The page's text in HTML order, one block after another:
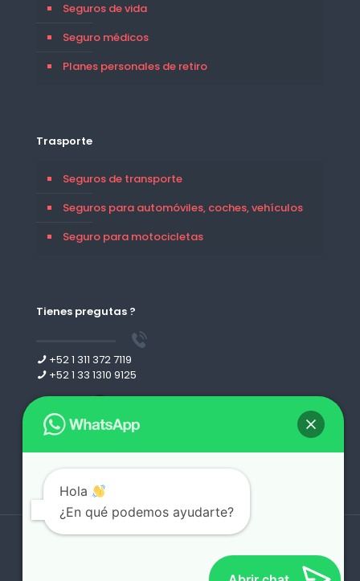
Seguros de vida
Seguro médicos
Planes personales de retiro
Trasporte
Seguros de transporte
Seguros para automóviles, coches, vehículos
Seguro para motocicletas
Tienes pregutas ?
+52 1 311 372 7119
+52 1 33 1310 9125
Leer más
Hola
¿En qué podemos ayudarte?